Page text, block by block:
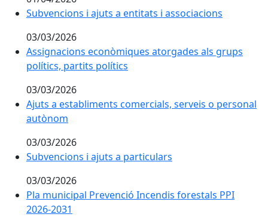
Subvencions i ajuts a entitats i associacions
03/03/2026
Assignacions econòmiques atorgades als grups
polítics, partits polítics
03/03/2026
Ajuts a establiments comercials, serveis o personal
autònom
03/03/2026
Subvencions i ajuts a particulars
03/03/2026
Pla municipal Prevenció Incendis forestals PPI
2026-2031